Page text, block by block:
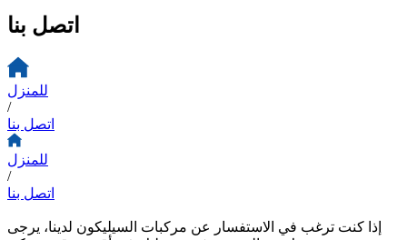
اتصل بنا
للمنزل
/
اتصل بنا
للمنزل
/
اتصل بنا
إذا كنت ترغب في الاستفسار عن مركبات السيليكون لدينا، يرجى